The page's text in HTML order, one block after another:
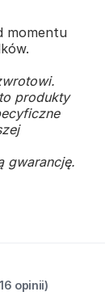
momentu
produkty
gwarancję.
opinii)